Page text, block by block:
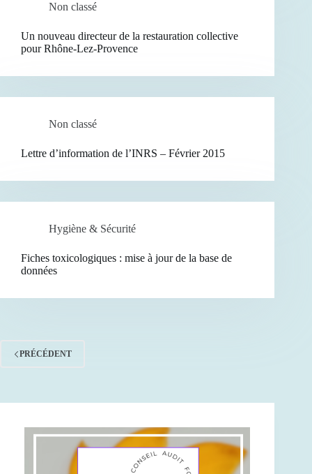
Non classé
Un nouveau directeur de la restauration collective
pour Rhône-Lez-Provence
Non classé
Lettre d’information de l’INRS – Février 2015
Hygiène & Sécurité
Fiches toxicologiques : mise à jour de la base de
données
PRÉCÉDENT